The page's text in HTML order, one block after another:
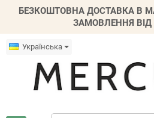
БЕЗКОШТОВНА ДОСТАВКА В
ЗАМОВЛЕННЯ ВІД
Українська